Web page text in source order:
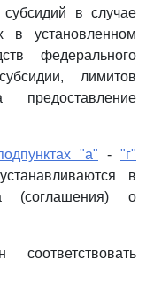
в случае
в установленном
федерального
лимитов
"а" - "г"
в
(соглашения) о